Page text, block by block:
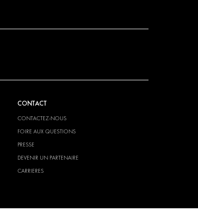
CONTACT
CONTACTEZ-NOUS
FOIRE AUX QUESTIONS
PRESSE
DEVENIR UN PARTENAIRE
CARRIERES